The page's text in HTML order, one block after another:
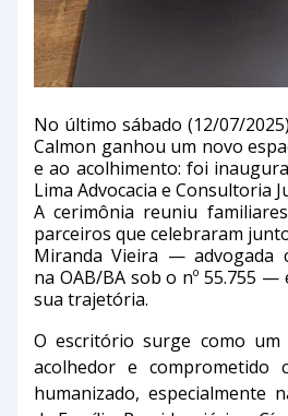
No último sábado (12/07/
Calmon ganhou um novo
e ao acolhimento: foi
Lima Advocacia e Consultoria
A cerimônia reuniu
parceiros que celebraram
Miranda Vieira — advogada
na OAB/BA sob o nº 55.755 —
sua trajetória.
O escritório surge como um
acolhedor e comprometido
humanizado, especialmente